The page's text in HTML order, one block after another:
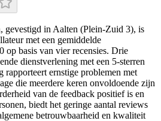
in Aalten (Plein‑Zuid 3), is
met een gemiddelde
op basis van vier recensies. Drie
dienstverlening met een 5‑sterren
rapporteert ernstige problemen met
die meerdere keren onvoldoende zijn
van de feedback positief is en
biedt het geringe aantal reviews
betrouwbaarheid en kwaliteit